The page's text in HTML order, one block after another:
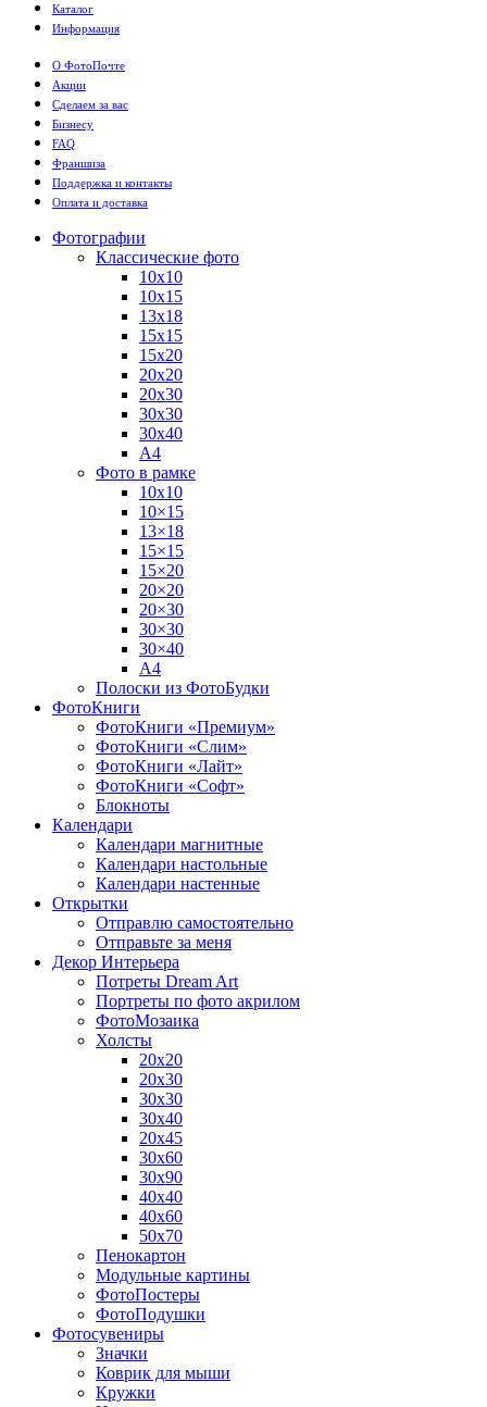
Каталог
Информация
О ФотоПочте
Акции
Сделаем за вас
Бизнесу
FAQ
Франшиза
Поддержка и контакты
Оплата и доставка
Фотографии
Классические фото
10х10
10х15
13х18
15х15
15х20
20х20
20х30
30х30
30х40
А4
Фото в рамке
10х10
10×15
13×18
15×15
15×20
20×20
20×30
30×30
30×40
A4
Полоски из ФотоБудки
ФотоКниги
ФотоКниги «Премиум»
ФотоКниги «Слим»
ФотоКниги «Лайт»
ФотоКниги «Софт»
Блокноты
Календари
Календари магнитные
Календари настольные
Календари настенные
Открытки
Отправлю самостоятельно
Отправьте за меня
Декор Интерьера
Потреты Dream Art
Портреты по фото акрилом
ФотоМозаика
Холсты
20х20
20х30
30х30
30х40
20х45
30х60
30х90
40х40
40х60
50х70
Пенокартон
Модульные картины
ФотоПостеры
ФотоПодушки
Фотоcувениры
Значки
Коврик для мыши
Кружки